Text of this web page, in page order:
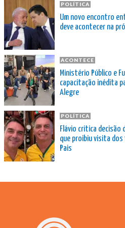
POLÍTICA
Um novo encontro
deve acontecer na
ACONTECE
Ministério Público e
capacitação inédita
Alegre
POLÍTICA
Flávio critica decisão
que proibiu visita
Pais